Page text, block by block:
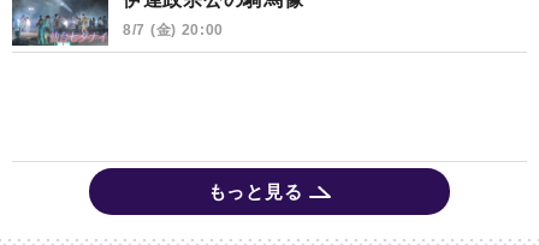
8/7 (金) 20:00
もっと見る